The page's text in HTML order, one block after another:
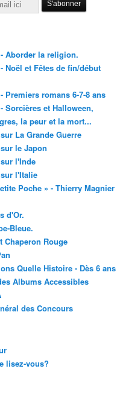
Aborder la religion.
Noël et Fêtes de fin/début
Premiers romans 6-7-8 ans
Sorcières et Halloween,
la peur et la mort...
La Grande Guerre
le Japon
l'Inde
l'Italie
Poche » - Thierry Magnier
d'Or.
Bleue.
Chaperon Rouge
Quelle Histoire - Dès 6 ans
Albums Accessibles
des Concours
lisez-vous?